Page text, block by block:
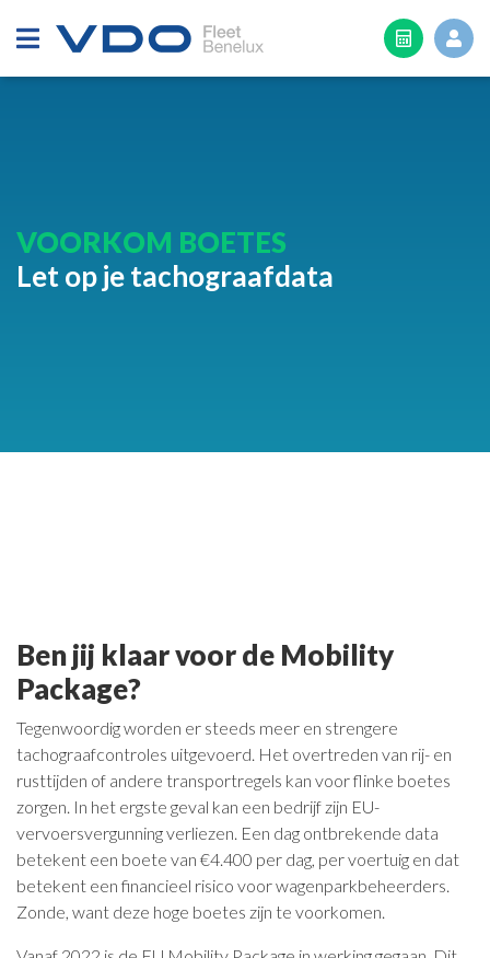
VOORKOM BOETES
Let op je tachograafdata
Ben jij klaar voor de Mobility
Package?
Tegenwoordig worden er steeds meer en strengere
tachograafcontroles uitgevoerd. Het overtreden van rij- en
rusttijden of andere transportregels kan voor flinke boetes
zorgen. In het ergste geval kan een bedrijf zijn EU-
vervoersvergunning verliezen. Een dag ontbrekende data
betekent een boete van €4.400 per dag, per voertuig en dat
betekent een financieel risico voor wagenparkbeheerders.
Zonde, want deze hoge boetes zijn te voorkomen.